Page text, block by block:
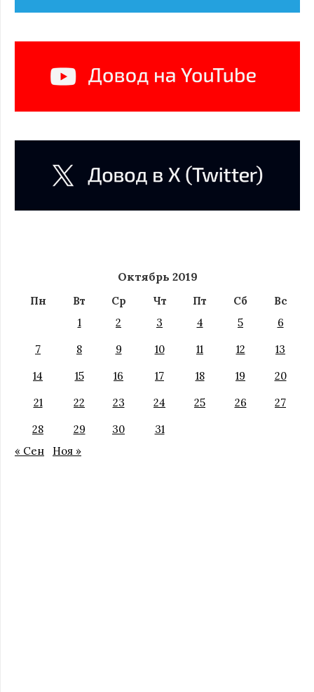
Октябрь 2019
Пн Вт Ср Чт Пт Сб
Вс
1
2 3 4 5
6
7
8 9 10 11 12
13
14
15 16 17 18 19
20
21
22 23 24 25 26
27
28
29 30
31
« Сен
Ноя »